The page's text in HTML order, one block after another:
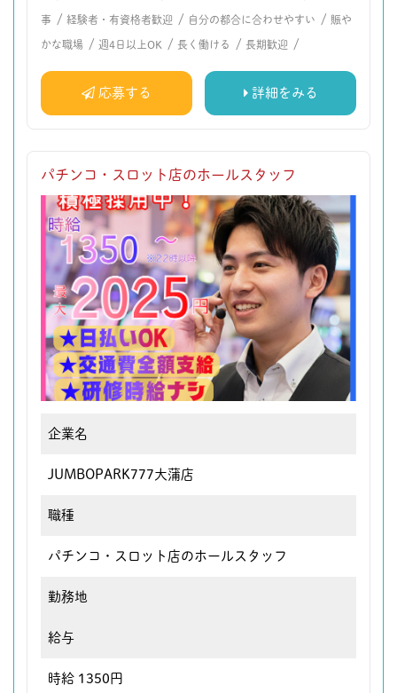
事 / 経験者・有資格者歓迎 / 自分の都合に合わせやすい / 賑や
かな職場 / 週4日以上OK / 長く働ける / 長期歓迎 /
応募する 詳細をみる
パチンコ・スロット店のホールスタッフ
企業名
JUMBOPARK777大蒲店
職種
パチンコ・スロット店のホールスタッフ
勤務地
給与
時給 1350円